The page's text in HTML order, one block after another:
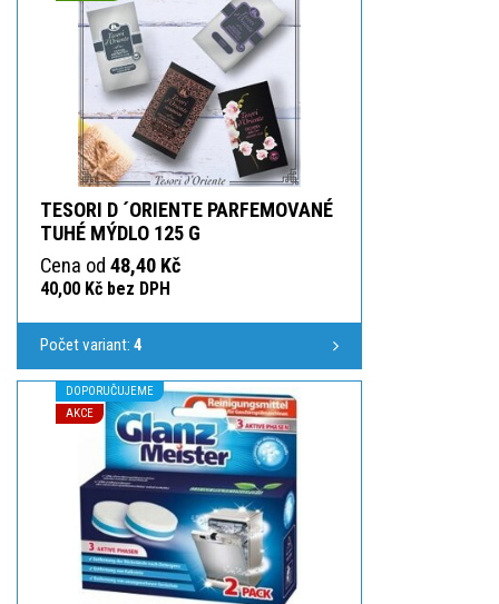
TESORI D ´ORIENTE PARFEMOVANÉ
TUHÉ MÝDLO 125 G
Cena od 48,40 Kč
40,00 Kč bez DPH
Počet variant: 4
DOPORUČUJEME
AKCE